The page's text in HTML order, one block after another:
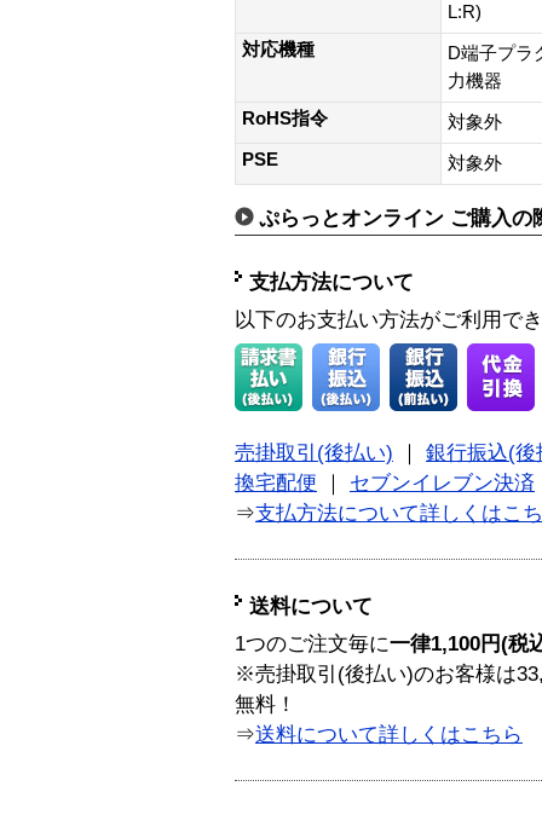
L:R)
対応機種
D端子プラ
力機器
RoHS指令
対象外
PSE
対象外
ぷらっとオンライン ご購入の
支払方法について
以下のお支払い方法がご利用で
売掛取引(後払い)
銀行振込(後
換宅配便
セブンイレブン決済
⇒支払方法について詳しくはこ
送料について
1つのご注文毎に一律1,100円(税
※売掛取引(後払い)のお客様は
無料！
⇒送料について詳しくはこちら